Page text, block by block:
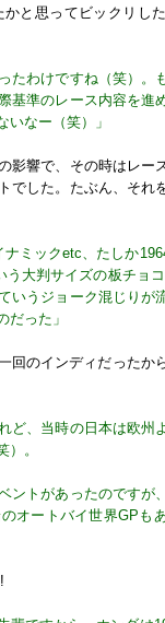
と思ってビックリし
たわけですね（笑）。
基準のレース内容を進
なー（笑）」
響で、その時はレー
でした。たぶん、それ
ミックetc、たしか
う大判サイズの板チョ
いうジョーク混じりが
った」
のインディだったか
ど、当時の日本は欧州
。
ントがあったのですが
オートバイ世界GPも